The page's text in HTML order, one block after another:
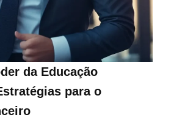
da Educação
para o